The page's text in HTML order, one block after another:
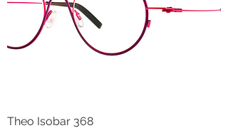
Theo Isobar 368